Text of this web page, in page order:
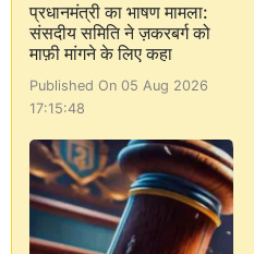
प्रधानमंत्री का भाषण मामला:
संसदीय समिति ने ज़करबर्ग को
माफ़ी मांगने के लिए कहा
Published On 05 Aug 2026
17:15:48